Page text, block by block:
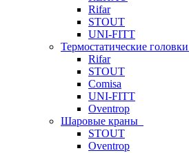
Rifar
STOUT
UNI-FITT
Термостатические головки
Rifar
STOUT
Comisa
UNI-FITT
Oventrop
Шаровые краны
STOUT
Oventrop